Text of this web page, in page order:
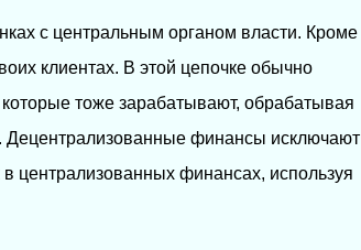
с центральным органом власти. Кроме
клиентах. В этой цепочке обычно
тоже зарабатывают, обрабатывая
Децентрализованные финансы исключают
централизованных финансах, используя